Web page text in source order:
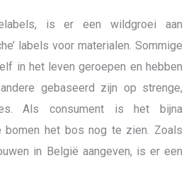
is er een wildgroei aan
labels voor materialen. Sommige
in het leven geroepen en hebben
gebaseerd zijn op strenge,
Als consument is het bijna
bomen het bos nog te zien. Zoals
in België aangeven, is er een